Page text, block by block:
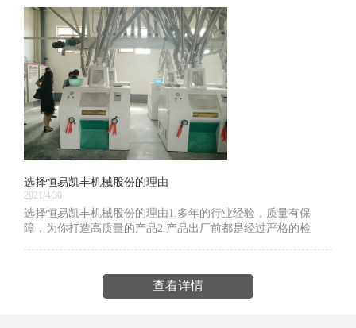
选择恒易凯丰机械股份的理由
2021/4/30
选择恒易凯丰机械股份的理由1.多年的行业经验，质量有保
障，为你打造高质量的产品2.产品出厂前都是经过严格的检
查看详情